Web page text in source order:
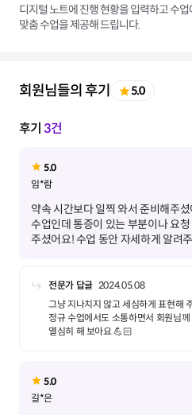
디지털 노트에 진행 현황을 입력하고 수
맞춤 수업을 제공해 드립니다.
회원님들의 후기 5.0
후기 3건
5.0
임*람
약속 시간보다 일찍 와서 준비해주
수업인데 통증이 있는 부분이나 요
주셨어요! 수업 동안 자세하게 알려
전문가 답글 2024.05.08
그냥 지나치지 않고 세심하게 표현해
정규 수업에서도 소통하면서 회원님
열심히 해 보아요 💪🏻
5.0
길*은